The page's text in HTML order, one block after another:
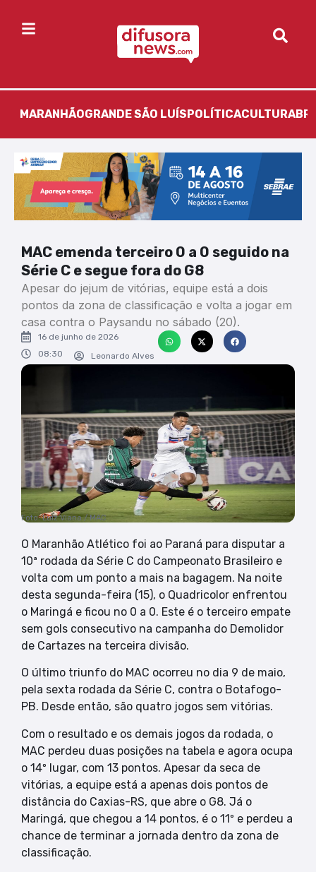
MARANHÃOGRANDE SÃO LUÍS POLÍTICACULTURA
MAC emenda terceiro 0 a 0 seguido na
Série C e segue fora do G8
Apesar do jejum de vitórias, equipe está a dois
pontos da zona de classificação e volta a jogar em
casa contra o Paysandu no sábado (20).
16 de junho de 2026
08:30
Leonardo Alves
Foto: Luiz Viana / MAC
O Maranhão Atlético foi ao Paraná para disputar a
10ª rodada da Série C do Campeonato Brasileiro e
volta com um ponto a mais na bagagem. Na noite
desta segunda-feira (15), o Quadricolor enfrentou
o Maringá e ficou no 0 a 0. Este é o terceiro empate
sem gols consecutivo na campanha do Demolidor
de Cartazes na terceira divisão.
O último triunfo do MAC ocorreu no dia 9 de maio,
pela sexta rodada da Série C, contra o Botafogo-
PB. Desde então, são quatro jogos sem vitórias.
Com o resultado e os demais jogos da rodada, o
MAC perdeu duas posições na tabela e agora ocupa
o 14º lugar, com 13 pontos. Apesar da seca de
vitórias, a equipe está a apenas dois pontos de
distância do Caxias-RS, que abre o G8. Já o
Maringá, que chegou a 14 pontos, é o 11º e perdeu a
chance de terminar a jornada dentro da zona de
classificação.